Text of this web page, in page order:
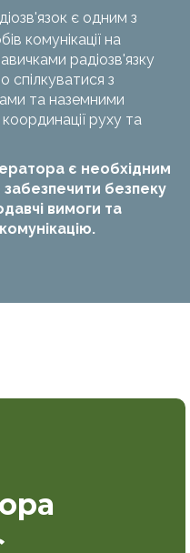
є одним з
комунікації на
радіозв'язку
спілкуватися з
та наземними
руху та
є необхідним
забезпечити безпеку
вимоги та